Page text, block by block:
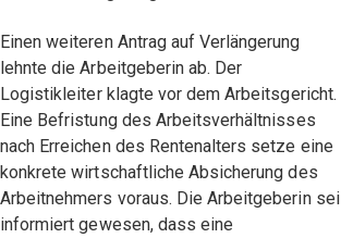
Einen weiteren Antrag auf Verlängerung
lehnte die Arbeitgeberin ab. Der
Logistikleiter klagte vor dem Arbeitsgericht.
Eine Befristung des Arbeitsverhältnisses
nach Erreichen des Rentenalters setze eine
konkrete wirtschaftliche Absicherung des
Arbeitnehmers voraus. Die Arbeitgeberin sei
informiert gewesen, dass eine